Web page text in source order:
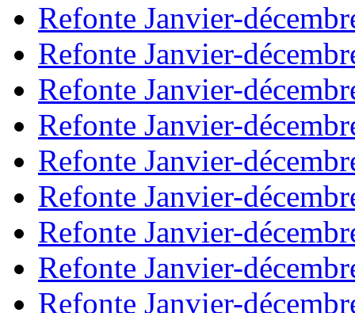
Refonte Janvier-
Refonte Janvier-
Refonte Janvier-
Refonte Janvier-
Refonte Janvier-
Refonte Janvier-
Refonte Janvier-
Refonte Janvier-
Refonte Janvier-